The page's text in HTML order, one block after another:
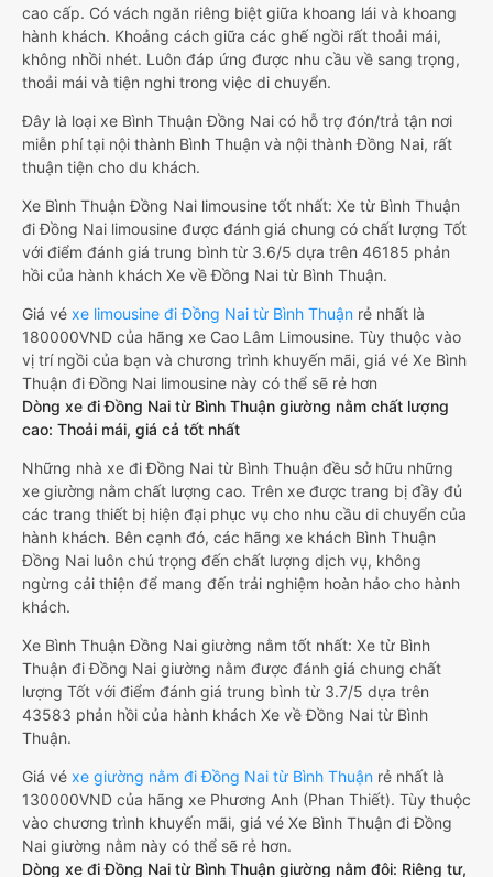
cao cấp. Có vách ngăn riêng biệt giữa khoang lái và khoang
hành khách. Khoảng cách giữa các ghế ngồi rất thoải mái,
không nhồi nhét. Luôn đáp ứng được nhu cầu về sang trọng,
thoải mái và tiện nghi trong việc di chuyển.
Đây là loại xe Bình Thuận Đồng Nai có hỗ trợ đón/trả tận nơi
miễn phí tại nội thành Bình Thuận và nội thành Đồng Nai, rất
thuận tiện cho du khách.
Xe Bình Thuận Đồng Nai limousine tốt nhất: Xe từ Bình Thuận
đi Đồng Nai limousine được đánh giá chung có chất lượng Tốt
với điểm đánh giá trung bình từ 3.6/5 dựa trên 46185 phản
hồi của hành khách Xe về Đồng Nai từ Bình Thuận.
Giá vé xe limousine đi Đồng Nai từ Bình Thuận rẻ nhất là
180000VND của hãng xe Cao Lâm Limousine. Tùy thuộc vào
vị trí ngồi của bạn và chương trình khuyến mãi, giá vé Xe Bình
Thuận đi Đồng Nai limousine này có thể sẽ rẻ hơn
Dòng xe đi Đồng Nai từ Bình Thuận giường nằm chất lượng
cao: Thoải mái, giá cả tốt nhất
Những nhà xe đi Đồng Nai từ Bình Thuận đều sở hữu những
xe giường nằm chất lượng cao. Trên xe được trang bị đầy đủ
các trang thiết bị hiện đại phục vụ cho nhu cầu di chuyển của
hành khách. Bên cạnh đó, các hãng xe khách Bình Thuận
Đồng Nai luôn chú trọng đến chất lượng dịch vụ, không
ngừng cải thiện để mang đến trải nghiệm hoàn hảo cho hành
khách.
Xe Bình Thuận Đồng Nai giường nằm tốt nhất: Xe từ Bình
Thuận đi Đồng Nai giường nằm được đánh giá chung chất
lượng Tốt với điểm đánh giá trung bình từ 3.7/5 dựa trên
43583 phản hồi của hành khách Xe về Đồng Nai từ Bình
Thuận.
Giá vé xe giường nằm đi Đồng Nai từ Bình Thuận rẻ nhất là
130000VND của hãng xe Phương Anh (Phan Thiết). Tùy thuộc
vào chương trình khuyến mãi, giá vé Xe Bình Thuận đi Đồng
Nai giường nằm này có thể sẽ rẻ hơn.
Dòng xe đi Đồng Nai từ Bình Thuận giường nằm đôi: Riêng tư,